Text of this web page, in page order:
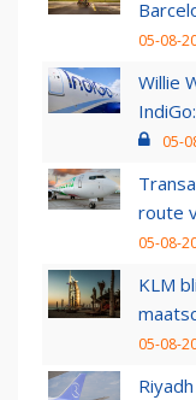
05-08-
Willie
05-
route
05-08-
KLM
05-08-